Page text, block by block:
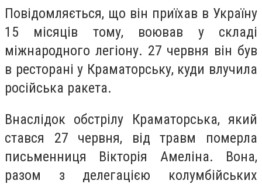
Повідомляється, що він приїхав в Україну
15 місяців тому, воював у складі
міжнародного легіону. 27 червня він був
в ресторані у Краматорську, куди влучила
російська ракета.
Внаслідок обстрілу Краматорська, який
стався 27 червня, від травм померла
письменниця Вікторія Амеліна. Вона,
разом з делегацією колумбійських